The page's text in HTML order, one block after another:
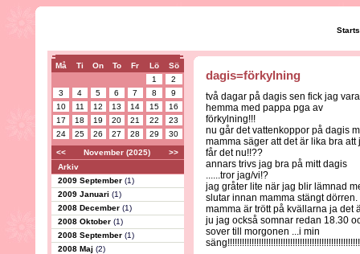
Må Ti On To Fr Lö
Sö
1
2
3
4 5 6 7 8
9
10
11 12 13 14 15
16
17
18 19 20 21 22
23
24
25 26 27 28 29 30
<< November (2025)
>>
Arkiv
2009 September (1)
2009 Januari (1)
2008 December (1)
2008 Oktober (1)
2008 September (1)
2008 Maj (2)
dagis=förkylning
två dagar på dagis sen fick jag vara
hemma med pappa pga av
förkylning!!!
nu går det vattenkoppor på dagis
mamma säger att det är lika bra att
får det nu!!??
annars trivs jag bra på mitt dagis
......tror jag/vi!?
jag gråter lite när jag blir lämnad
slutar innan mamma stängt dörren.
mamma är trött på kvällarna ja det
ju jag också somnar redan 18.30
sover till morgonen ...i min